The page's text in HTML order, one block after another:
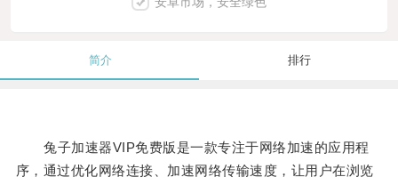
简介 排行
兔子加速器VIP免费版是一款专注于网络加速的应用程
序，通过优化网络连接、加速网络传输速度，让用户在浏览